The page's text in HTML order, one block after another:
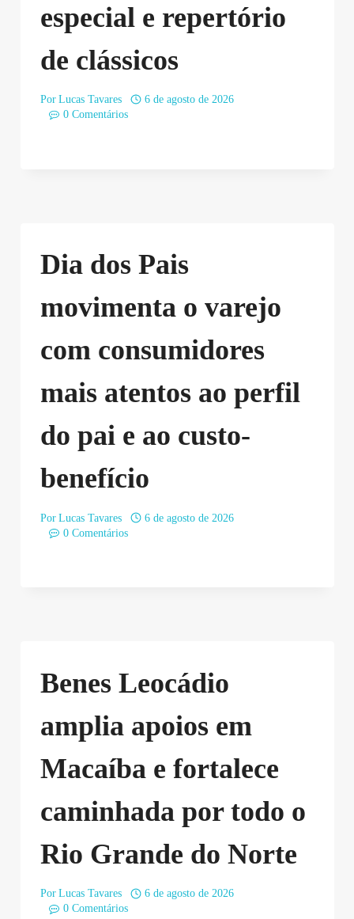
especial e repertório
de clássicos
Por Lucas Tavares
6 de agosto de 2026
0 Comentários
Dia dos Pais
movimenta o varejo
com consumidores
mais atentos ao perfil
do pai e ao custo-
benefício
Por Lucas Tavares
6 de agosto de 2026
0 Comentários
Benes Leocádio
amplia apoios em
Macaíba e fortalece
caminhada por todo o
Rio Grande do Norte
Por Lucas Tavares
6 de agosto de 2026
0 Comentários